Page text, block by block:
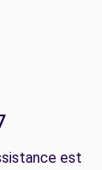
est